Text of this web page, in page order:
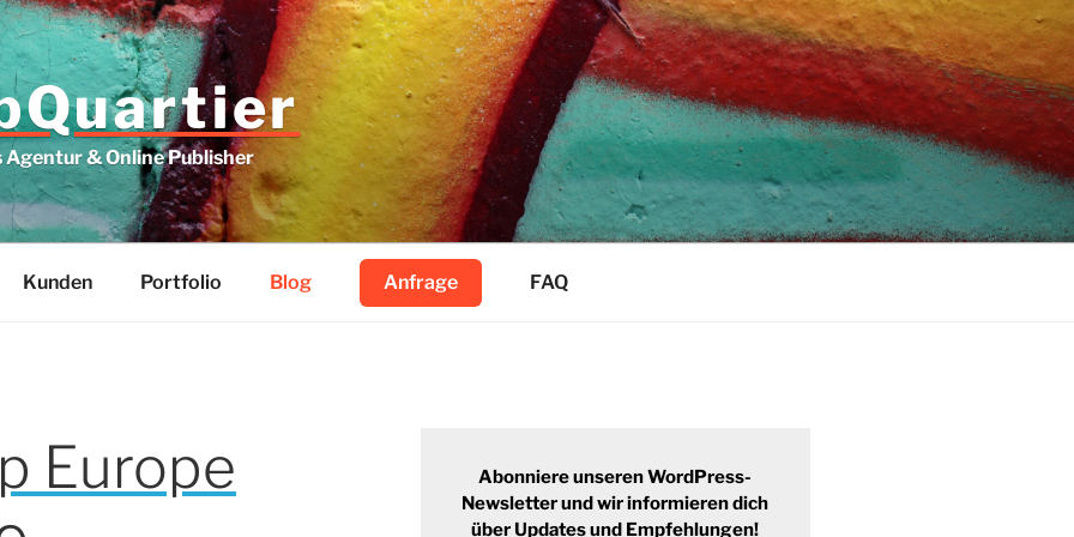
Agentur & Online Publisher
Kunden Portfolio Blog Anfrage FAQ
Europe
Abonniere unseren WordPress-
Newsletter und wir informieren dich
über Updates und Empfehlungen!